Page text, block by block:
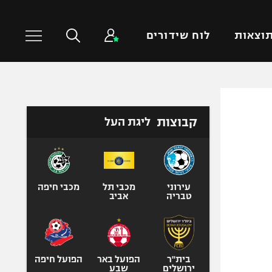
תוצאות לוח שידורים
טניס
כדורעף
ספורט אולימפי
קבוצות ליגת העל
עירוני
טבריה
מכבי תל
אביב
מכבי חיפה
בית"ר
ירושלים
הפועל באר
שבע
הפועל חיפה